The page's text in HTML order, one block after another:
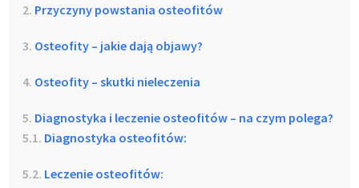
Przyczyny powstania osteofitów
Osteofity – jakie dają objawy?
Osteofity – skutki nieleczenia
Diagnostyka i leczenie osteofitów – na czym polega?
Diagnostyka osteofitów:
Leczenie osteofitów: